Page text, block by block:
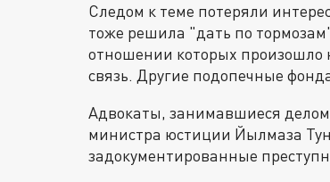
Следом к теме потеряли
тоже решила "дать по
отношении которых произошло
связь. Другие подопечные
Адвокаты, занимавшиеся
министра юстиции Йылмаза
задокументированные